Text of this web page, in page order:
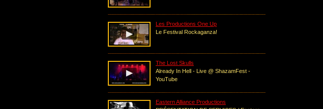
Les Productions One Up
Le Festival Rockaganza!
The Lost Skulls
Already In Hell - Live @ ShazamFest -
YouTube
Eastern Alliance Productions